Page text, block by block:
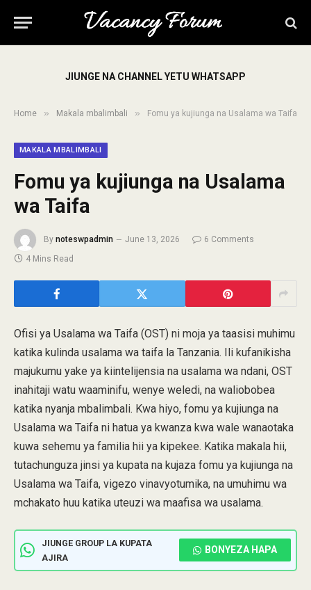
JIUNGE NA CHANNEL YETU WHATSAPP
Home » Makala mbalimbali » Fomu ya kujiunga na Usalama wa Taifa
MAKALA MBALIMBALI
Fomu ya kujiunga na Usalama
wa Taifa
By noteswpadmin June 13, 2026
6 Comments
4 Mins Read
Ofisi ya Usalama wa Taifa (OST) ni moja ya taasisi muhimu
katika kulinda usalama wa taifa la Tanzania. Ili kufanikisha
majukumu yake ya kiintelijensia na usalama wa ndani, OST
inahitaji watu waaminifu, wenye weledi, na waliobobea
katika nyanja mbalimbali. Kwa hiyo, fomu ya kujiunga na
Usalama wa Taifa ni hatua ya kwanza kwa wale wanaotaka
kuwa sehemu ya familia hii ya kipekee. Katika makala hii,
tutachunguza jinsi ya kupata na kujaza fomu ya kujiunga na
Usalama wa Taifa, vigezo vinavyotumika, na umuhimu wa
mchakato huu katika uteuzi wa maafisa wa usalama.
JIUNGE GROUP LA KUPATA
AJIRA
BONYEZA HAPA